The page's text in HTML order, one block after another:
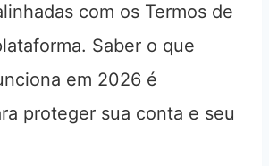
com os Termos de
Saber o que
em 2026 é
proteger sua conta e seu